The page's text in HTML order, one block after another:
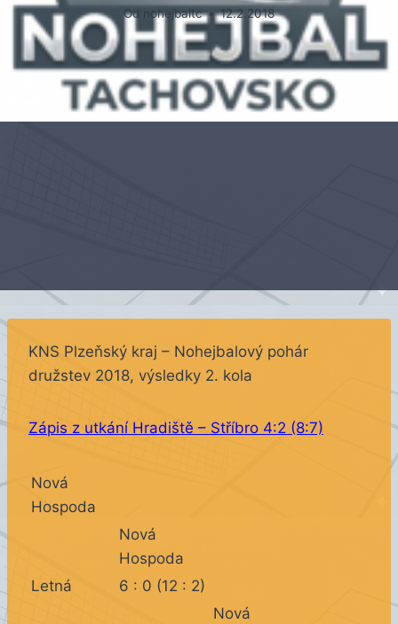
Od nohejbaltc 12.2.2018
KNS Plzeňský kraj – Nohejbalový pohár
družstev 2018, výsledky 2. kola
Zápis z utkání Hradiště – Stříbro 4:2 (8:7)
Nová
Hospoda
Nová
Hospoda
Letná
6 : 0 (12 : 2)
Nová